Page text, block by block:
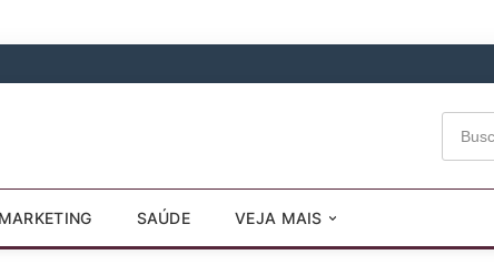
MARKETING SAÚDE VEJA MAIS